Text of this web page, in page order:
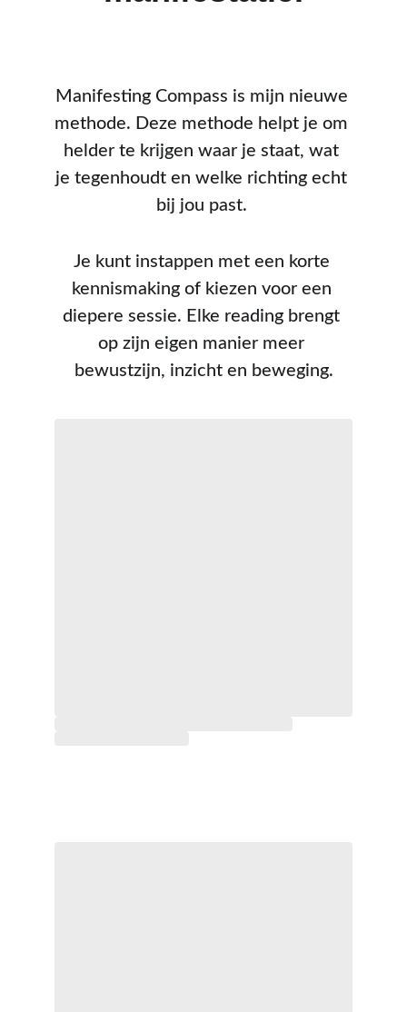
Manifesting Compass is mijn nieuwe
methode. Deze methode helpt je om
helder te krijgen waar je staat, wat
je tegenhoudt en welke richting echt
bij jou past.
Je kunt instappen met een korte
kennismaking of kiezen voor een
diepere sessie. Elke reading brengt
op zijn eigen manier meer
bewustzijn, inzicht en beweging.